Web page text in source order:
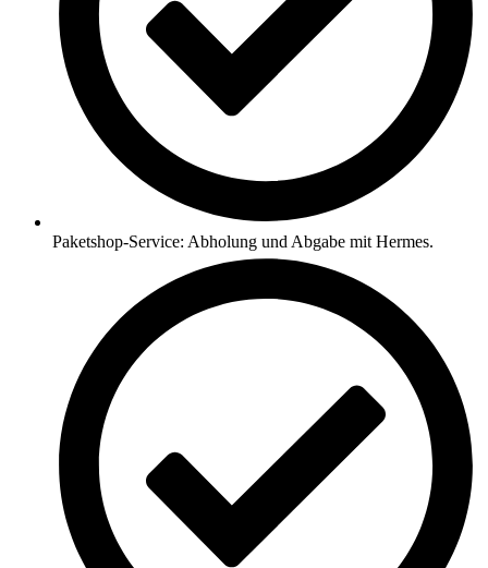
Paketshop-Service: Abholung und Abgabe mit Hermes.